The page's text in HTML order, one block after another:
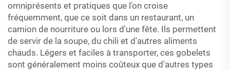
omniprésents et pratiques que l'on croise
fréquemment, que ce soit dans un restaurant, un
camion de nourriture ou lors d'une fête. Ils permettent
de servir de la soupe, du chili et d'autres aliments
chauds. Légers et faciles à transporter, ces gobelets
sont généralement moins coûteux que d'autres types